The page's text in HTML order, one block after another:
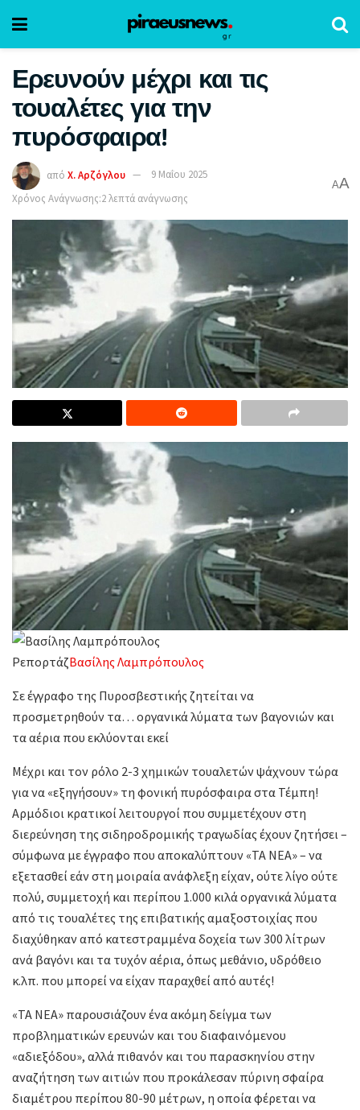
Ερευνούν μέχρι και τις
τουαλέτες για την
πυρόσφαιρα!
από Χ. Αρζόγλου
9 Μαΐου 2025
Χρόνος Ανάγνωσης:2 λεπτά ανάγνωσης
AA
ΡεπορτάζΒασίλης Λαμπρόπουλος
Σε έγγραφο της Πυροσβεστικής ζητείται να
προσμετρηθούν τα… οργανικά λύματα των βαγονιών και
τα αέρια που εκλύονται εκεί
Μέχρι και τον ρόλο 2-3 χημικών τουαλετών ψάχνουν τώρα
για να «εξηγήσουν» τη φονική πυρόσφαιρα στα Τέμπη!
Αρμόδιοι κρατικοί λειτουργοί που συμμετέχουν στη
διερεύνηση της σιδηροδρομικής τραγωδίας έχουν ζητήσει –
σύμφωνα με έγγραφο που αποκαλύπτουν «ΤΑ ΝΕΑ» – να
εξετασθεί εάν στη μοιραία ανάφλεξη είχαν, ούτε λίγο ούτε
πολύ, συμμετοχή και περίπου 1.000 κιλά οργανικά λύματα
από τις τουαλέτες της επιβατικής αμαξοστοιχίας που
διαχύθηκαν από κατεστραμμένα δοχεία των 300 λίτρων
ανά βαγόνι και τα τυχόν αέρια, όπως μεθάνιο, υδρόθειο
κ.λπ. που μπορεί να είχαν παραχθεί από αυτές!
«ΤΑ ΝΕΑ» παρουσιάζουν ένα ακόμη δείγμα των
προβληματικών ερευνών και του διαφαινόμενου
«αδιεξόδου», αλλά πιθανόν και του παρασκηνίου στην
αναζήτηση των αιτιών που προκάλεσαν πύρινη σφαίρα
διαμέτρου περίπου 80-90 μέτρων, η οποία φέρεται να